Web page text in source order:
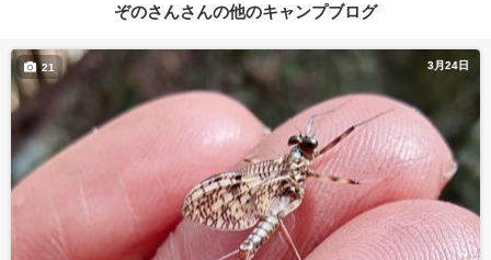
ぞのさんさんの他のキャンプブログ
3月24日
21